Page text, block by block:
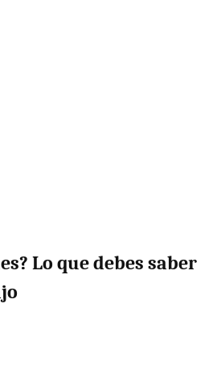
Lo que debes saber